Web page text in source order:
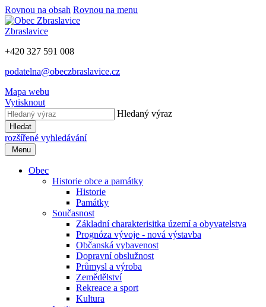
Rovnou na obsah Rovnou na menu
Zbraslavice
+420 327 591 008
podatelna@obeczbraslavice.cz
Mapa webu
Vytisknout
Hledaný výraz
Hledat
rozšířené vyhledávání
Menu
Obec
Historie obce a památky
Historie
Památky
Současnost
Základní charakterisitka území a obyvatelstva
Prognóza vývoje - nová výstavba
Občanská vybavenost
Dopravní obslužnost
Průmysl a výroba
Zemědělství
Rekreace a sport
Kultura